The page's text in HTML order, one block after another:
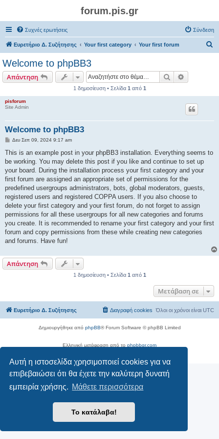
Αυτή η ιστοσελίδα χρησιμοποιεί cookies για να
επιβεβαιώσει ότι θα έχετε την καλύτερη δυνατή
εμπειρία χρήσης. Μάθετε περισσότερα
Το κατάλαβα!
forum.pis.gr
Συχνές ερωτήσεις Σύνδεση
Ευρετήριο Δ. Συζήτησης Your first category Your first forum
Welcome to phpBB3
Απάντηση Αναζήτηση
1 δημοσίευση • Σελίδα 1 από 1
pisforum
Site Admin
Welcome to phpBB3
Δ
μ
σ
ί
υ
σ
Δευ Σεπ 09, 2024 9:17 am
This is an example post in your phpBB3 installation. Everything seems to
be working. You may delete this post if you like and continue to set up
your board. During the installation process your first category and your
first forum are assigned an appropriate set of permissions for the
predefined usergroups administrators, bots, global moderators, guests,
registered users and registered COPPA users. If you also choose to
delete your first category and your first forum, do not forget to assign
permissions for all these usergroups for all new categories and forums
you create. It is recommended to rename your first category and your first
forum and copy permissions from these while creating new categories
and forums. Have fun!
Απάντηση
1 δημοσίευση • Σελίδα 1 από 1
Μετάβαση σε
Ευρετήριο Δ. Συζήτησης Όλοι οι χρόνοι είναι UTC
Διαγραφή cookies
Δημιουργήθηκε από phpBB® Forum Software © phpBB Limited
Ελληνική μετάφραση από το phpbbgr.com